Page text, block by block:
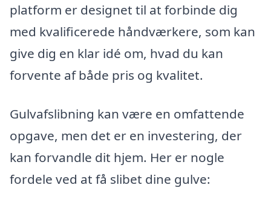
platform er designet til at forbinde dig
med kvalificerede håndværkere, som kan
give dig en klar idé om, hvad du kan
forvente af både pris og kvalitet.
Gulvafslibning kan være en omfattende
opgave, men det er en investering, der
kan forvandle dit hjem. Her er nogle
fordele ved at få slibet dine gulve: